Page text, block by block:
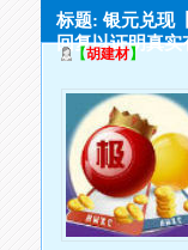
标题: 银元兑现
回复以证明真实
【胡建材】